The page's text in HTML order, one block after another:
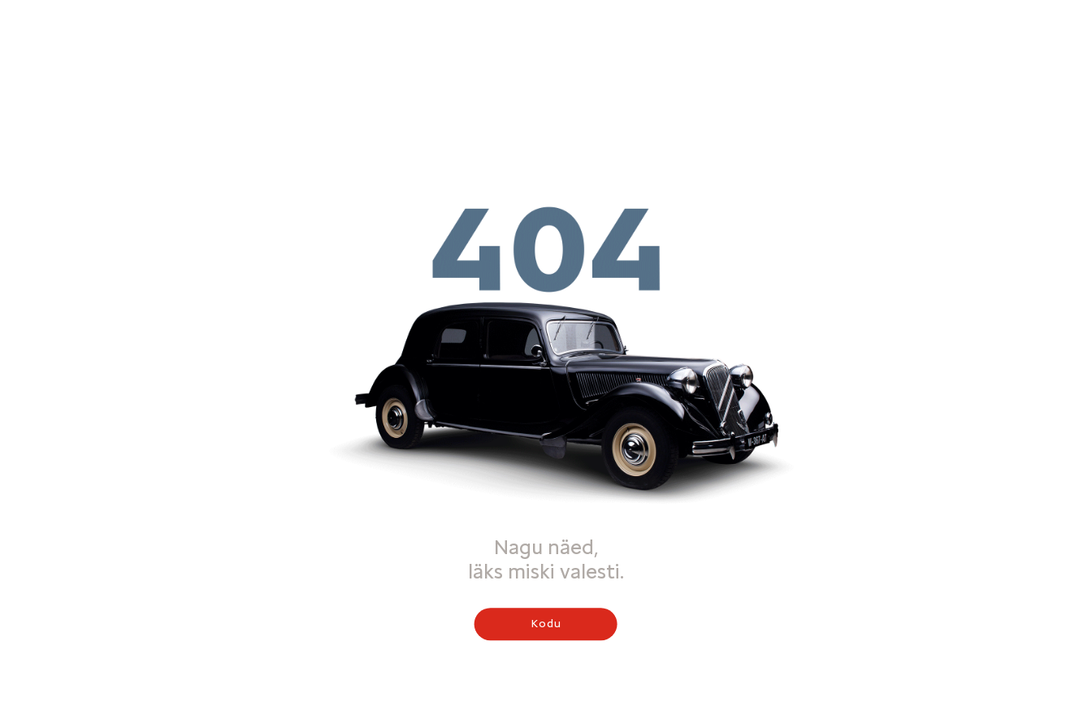
Nagu näed,
läks miski valesti.
Kodu